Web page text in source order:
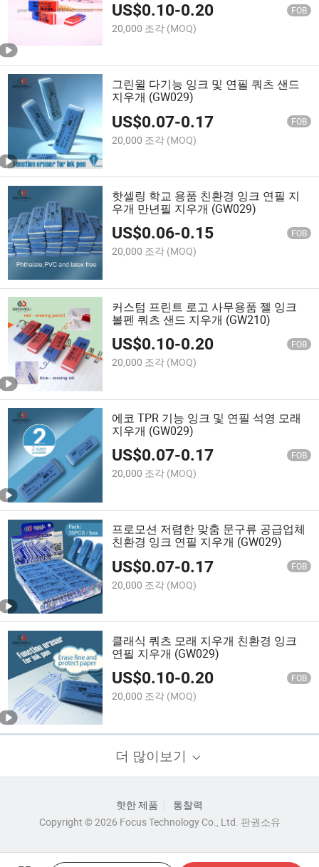
US$0.10-0.20 FOB
20,000 조각 (MOQ)
그린윌 다기능 잉크 및 연필 쿼츠 샌드
지우개 (GW029)
US$0.07-0.17 FOB
20,000 조각 (MOQ)
핫셀링 학교 용품 친환경 잉크 연필 지
우개 만년필 지우개 (GW029)
US$0.06-0.15 FOB
20,000 조각 (MOQ)
커스텀 프린트 로고 사무용품 젤 잉크
볼펜 쿼츠 샌드 지우개 (GW210)
US$0.10-0.20 FOB
20,000 조각 (MOQ)
에코 TPR 기능 잉크 및 연필 석영 모래
지우개 (GW029)
US$0.07-0.17 FOB
20,000 조각 (MOQ)
프로모션 저렴한 맞춤 문구류 공급업체
친환경 잉크 연필 지우개 (GW029)
US$0.07-0.17 FOB
20,000 조각 (MOQ)
클래식 쿼츠 모래 지우개 친환경 잉크
연필 지우개 (GW029)
US$0.10-0.20 FOB
20,000 조각 (MOQ)
더 많이보기
핫한 제품
통찰력
Copyright © 2026 Focus Technology Co., Ltd. 판권소유